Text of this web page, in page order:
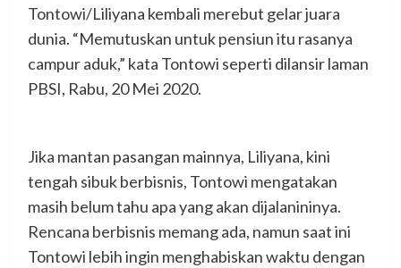
Tontowi/Liliyana kembali merebut gelar juara
dunia. “Memutuskan untuk pensiun itu rasanya
campur aduk,” kata Tontowi seperti dilansir laman
PBSI, Rabu, 20 Mei 2020.
Jika mantan pasangan mainnya, Liliyana, kini
tengah sibuk berbisnis, Tontowi mengatakan
masih belum tahu apa yang akan dijalanininya.
Rencana berbisnis memang ada, namun saat ini
Tontowi lebih ingin menghabiskan waktu dengan